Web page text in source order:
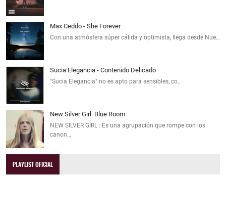
Max Ceddo - She Forever
Con una atmósfera súper cálida y optimista, llega desde Nue…
Sucia Elegancia - Contenido Delicado
"Sucia Elegancia" no es apto para sensibles, co…
New Silver Girl: Blue Room
NEW SILVER GIRL : Es una agrupación que rompe con los
canon…
PLAYLIST OFICIAL